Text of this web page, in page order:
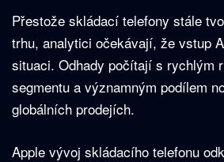
Přestože skládací telefony stále
trhu, analytici očekávají, že vstup
situaci. Odhady počítají s rychlým
segmentu a významným podílem
globálních prodejích.
Apple vývoj skládacího telefonu